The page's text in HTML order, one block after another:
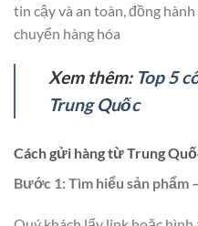
tin cậy và an toàn, đồng
chuyển hàng hóa
Xem thêm: Top 5
Trung Quốc
Cách gửi hàng từ Trung
Bước 1: Tìm hiểu sản phẩm